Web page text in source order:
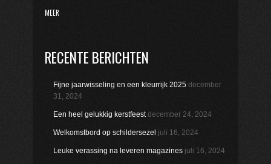
MEER
RECENTE BERICHTEN
Fijne jaarwisseling en een kleurrijk 2025 december
31, 2024
Een heel gelukkig kerstfeest december 24, 2024
Welkomstbord op schildersezel juli 16, 2024
Leuke verassing na leveren magazines juli 16, 2024